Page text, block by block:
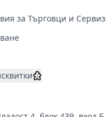
за Търговци и